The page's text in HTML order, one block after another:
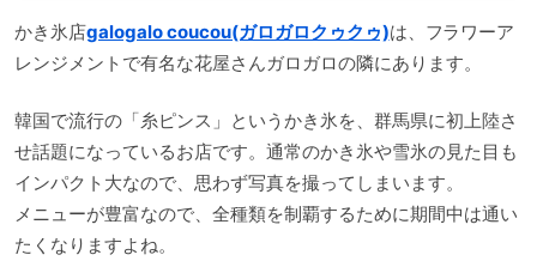
かき氷店galogalo coucou(ガロガロクゥクゥ)は、フラワーア
レンジメントで有名な花屋さんガロガロの隣にあります。
韓国で流行の「糸ピンス」というかき氷を、群馬県に初上陸さ
せ話題になっているお店です。通常のかき氷や雪氷の見た目も
インパクト大なので、思わず写真を撮ってしまいます。
メニューが豊富なので、全種類を制覇するために期間中は通い
たくなりますよね。